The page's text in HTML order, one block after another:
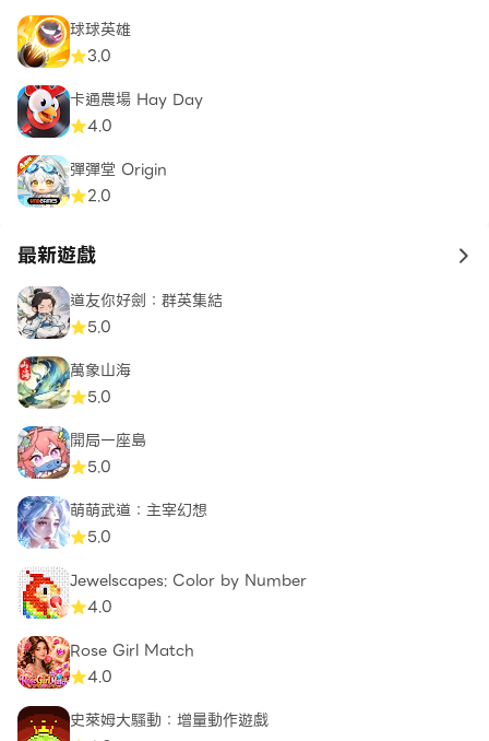
球球英雄
3.0
卡通農場 Hay Day
4.0
彈彈堂 Origin
2.0
最新遊戲 to
道友你好劍：群英集結
5.0
萬象山海
5.0
開局一座島
5.0
萌萌武道：主宰幻想
5.0
Jewelscapes: Color by Number
4.0
Rose Girl Match
4.0
史萊姆大騷動：增量動作遊戲